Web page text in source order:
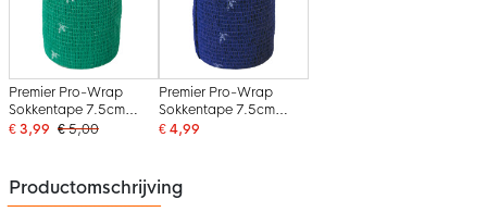
Premier Pro-Wrap
Sokkentape 7.5cm
Groen
€ 3,99 € 5,00
Premier Pro-Wrap
Sokkentape 7.5cm
Donkerblauw
€ 4,99
Productomschrijving